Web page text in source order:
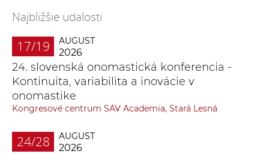
Najbližšie udalosti
17/19 AUGUST
2026
24. slovenská onomastická konferencia -
Kontinuita, variabilita a inovácie v
onomastike
Kongresové centrum SAV Academia, Stará Lesná
24/28 AUGUST
2026